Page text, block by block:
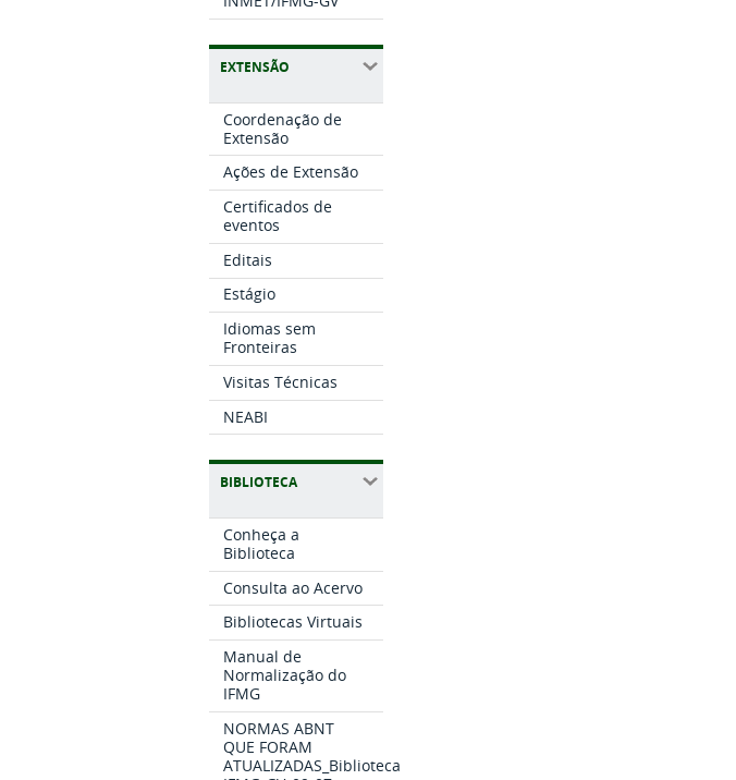
EXTENSÃO
Coordenação de
Extensão
Ações de Extensão
Certificados de
eventos
Editais
Estágio
Idiomas sem
Fronteiras
Visitas Técnicas
NEABI
BIBLIOTECA
Conheça a
Biblioteca
Consulta ao Acervo
Bibliotecas Virtuais
Manual de
Normalização do
IFMG
NORMAS ABNT
QUE FORAM
ATUALIZADAS_Biblioteca